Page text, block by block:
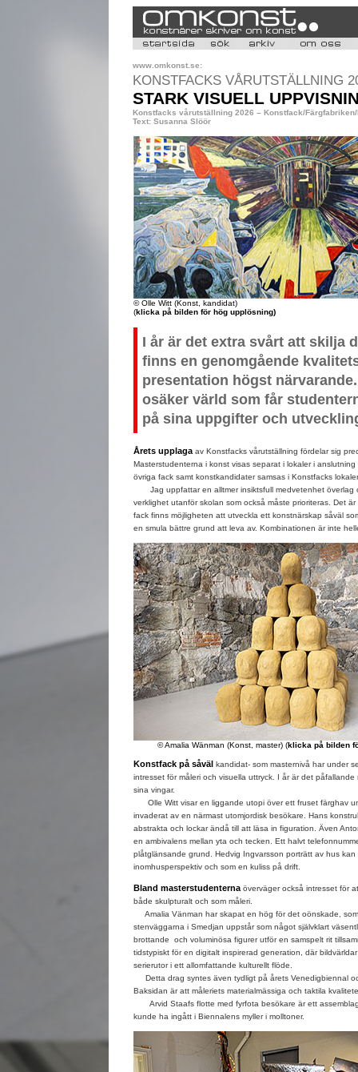
www.omkonst.se:
KONSTFACKS VÅRUTSTÄLLNING
STARK VISUELL
Konstfacks vårutställning 2026 – Konstfack/
Text: Susanna Slöör
© Olle Witt (Konst, kandidat)
(klicka på bilden för hög upplösning)
I år är det extra svårt att skilja
finns en genomgående
presentation högst
osäker värld som får
på sina uppgifter och
Årets upplaga av Konstfacks vårutställning fördelar sig
Masterstudenterna i konst visas separat i lokaler i anslutning
övriga fack samt konstkandidater samsas i Konstfacks
Jag uppfattar en alltmer insiktsfull medvetenhet överlag
verklighet utanför skolan som också måste prioriteras. Det
fack finns möjligheten att utveckla ett konstnärskap såväl
en smula bättre grund att leva av. Kombinationen är inte
© Amalia Wänman (Konst, master) (klicka på bilden
Konstfack på såväl kandidat- som masternivå har under
intresset för måleri och visuella uttryck. I år är det påfallande
sina vingar.
Olle Witt visar en liggande utopi över ett fruset färghav
invaderat av en närmast utomjordisk besökare. Hans
abstrakta och lockar ändå till att läsa in figuration. Även
en ambivalens mellan yta och tecken. Ett halvt
plåtglänsande grund. Hedvig Ingvarsson porträtt av hus kan
inomhusperspektiv och som en kuliss på drift.
Bland masterstudenterna överväger också intresset för
både skulpturalt och som måleri.
Amalia Vänman har skapat en hög för det oönskade,
stenväggarna i Smedjan uppstår som något självklart
brottande och voluminösa figurer utför en samspelt rit
tidstypiskt för en digitalt inspirerad generation, där
serierutor i ett allomfattande kulturellt flöde.
Detta drag syntes även tydligt på årets Venedigbiennal
Baksidan är att måleriets materialmässiga och taktila
Arvid Staafs flotte med fyrfota besökare är ett
kunde ha ingått i Biennalens myller i molltoner.